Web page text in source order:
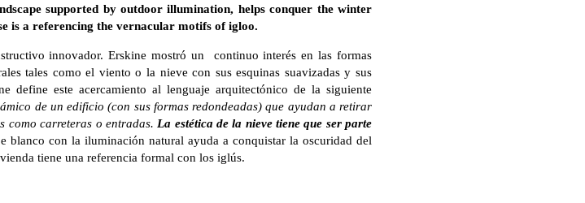
supported by outdoor illumination, helps conquer the winter
is a referencing the vernacular motifs of igloo.
innovador. Erskine mostró un continuo interés en las formas
tales como el viento o la nieve con sus esquinas suavizadas y sus
define este acercamiento al lenguaje arquitectónico de la siguiente
de un edificio (con sus formas redondeadas) que ayudan a retirar
como carreteras o entradas. La estética de la nieve tiene que ser parte
blanco con la iluminación natural ayuda a conquistar la oscuridad del
tiene una referencia formal con los iglús.